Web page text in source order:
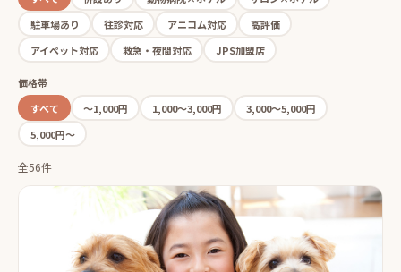
駐車場あり
往診対応 アニコム対応
高評価
アイペット対応
救急・夜間対応 JPS加盟店
価格帯
すべて
〜1,000円 1,000〜3,000円
3,000〜5,000円
5,000円〜
全56件